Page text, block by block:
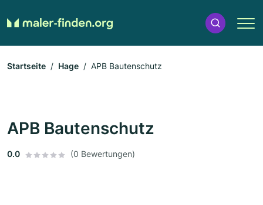
Startseite Hage APB Bautenschutz
APB Bautenschutz
0.0 (0 Bewertungen)